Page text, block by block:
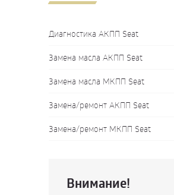
Диагностика АКПП Seat
Замена масла АКПП Seat
Замена масла МКПП Seat
Замена/ремонт АКПП Seat
Замена/ремонт МКПП Seat
Внимание!